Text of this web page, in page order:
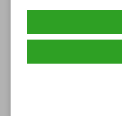
Herzlich